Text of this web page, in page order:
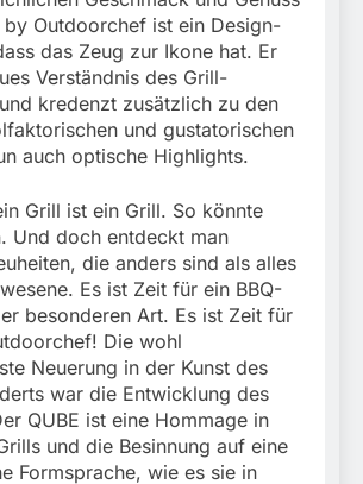
Beinahekollision an
Bahnübergang in Aubing
/ Bundespolizei ermittelt
wegen gefährlichen
Eingriffs in den
Bahnverkehr
5. August 2026
Bundespolizeidirektion
München: Couragierte
Zeugen halten
Tatverdächtigen fest /
Mann nach Gleissturz
verletzt
5. August 2026
by Outdoorchef ist ein Design-
das Zeug zur Ikone hat. Er
Verständnis des Grill-
kredenzt zusätzlich zu den
und gustatorischen
auch optische Highlights.
Grill ist ein Grill. So könnte
Und doch entdeckt man
die anders sind als alles
Es ist Zeit für ein BBQ-
besonderen Art. Es ist Zeit für
Die wohl
Neuerung in der Kunst des
war die Entwicklung des
QUBE ist eine Hommage in
und die Besinnung auf eine
Formsprache, wie es sie in